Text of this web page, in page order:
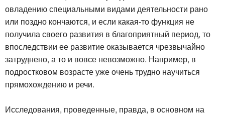
овладению специальными видами деятельности рано
или поздно кончаются, и если какая-то функция не
получила своего развития в благоприятный период, то
впоследствии ее развитие оказывается чрезвычайно
затруднено, а то и вовсе невозможно. Например, в
подростковом возрасте уже очень трудно научиться
прямохождению и речи.
Исследования, проведенные, правда, в основном на